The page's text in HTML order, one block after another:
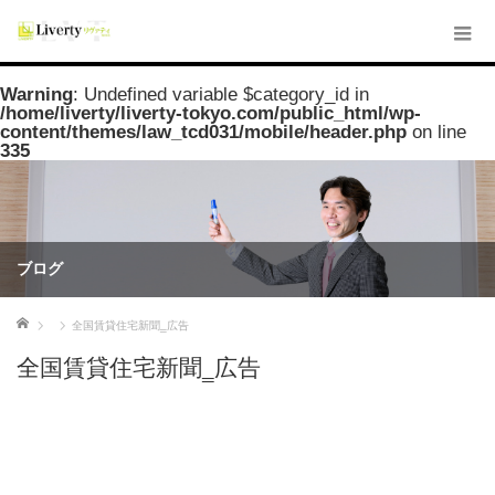
Warning: Undefined variable $category_id in
/home/liverty/liverty-tokyo.com/public_html/wp-
content/themes/law_tcd031/mobile/header.php on line
335
ブログ
ホーム 全国賃貸住宅新聞‗広告
全国賃貸住宅新聞‗広告